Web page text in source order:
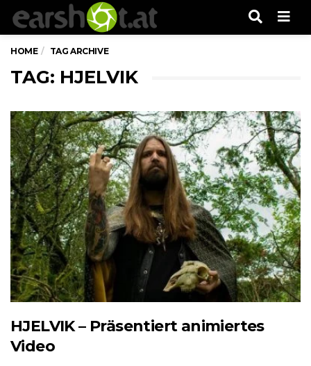
HOME TAG ARCHIVE
TAG: HJELVIK
HJELVIK – Präsentiert animiertes
Video